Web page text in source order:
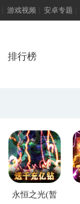
游戏视频 安卓专题
排行榜
永恒之光(暂